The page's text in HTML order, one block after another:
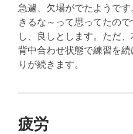
急遽、欠場がでたようで
きるな～って思ってたの
し、良しとします。ただ
背中合わせ状態で練習を
りが続きます。
疲労